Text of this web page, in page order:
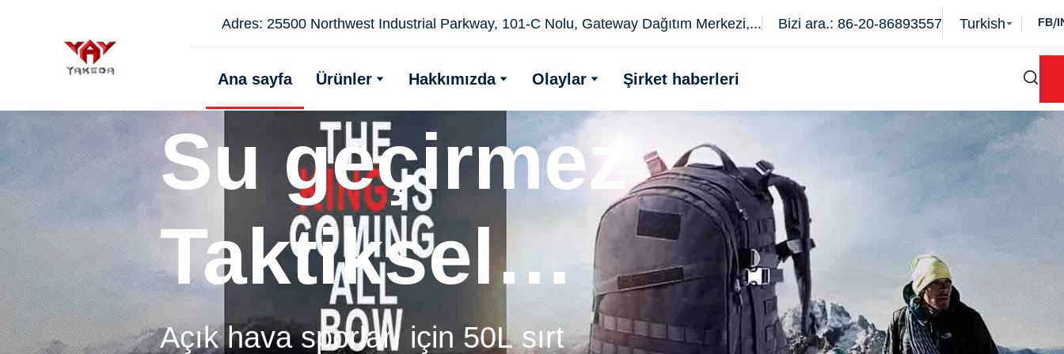
Adres: 25500 Northwest Industrial Parkway, 101-C Nolu, Gateway Dağıtım Merkezi,... Bizi ara.: 86-20-86893557 Turkish FB/
Ana sayfa Ürünler Hakkımızda Olaylar Şirket haberleri
Su geçirmez
Taktiksel
Açık hava sporları için 50L sırt